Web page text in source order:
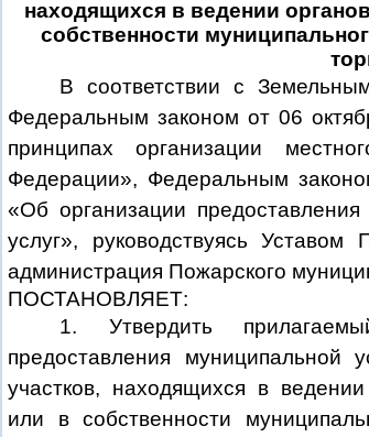
находящихся в ведении
собственности
В соответствии с
Федеральным законом от 06
принципах организации
Федерации», Федеральным
«Об организации
услуг», руководствуясь Уставом
администрация Пожарского
ПОСТАНОВЛЯЕТ:
1. Утвердить
предоставления муниципальной
участков, находящихся в
или в собственности